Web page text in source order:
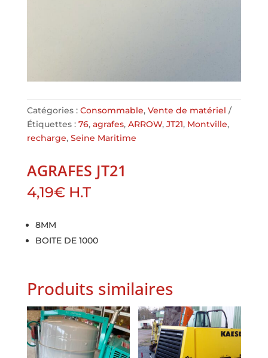
Catégories : Consommable, Vente de matériel
Étiquettes : 76, agrafes, ARROW, JT21, Montville,
recharge, Seine Maritime
AGRAFES JT21
4,19€ H.T
8MM
BOITE DE 1000
Produits similaires